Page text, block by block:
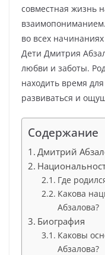
совместная жизнь
во всех
Дети Дмитрия
любви и заботы.
находить время
развиваться и
Содержание
Дмитрий
Где
Какова
Абзалова?
Биография
Каковы
Абзалова?